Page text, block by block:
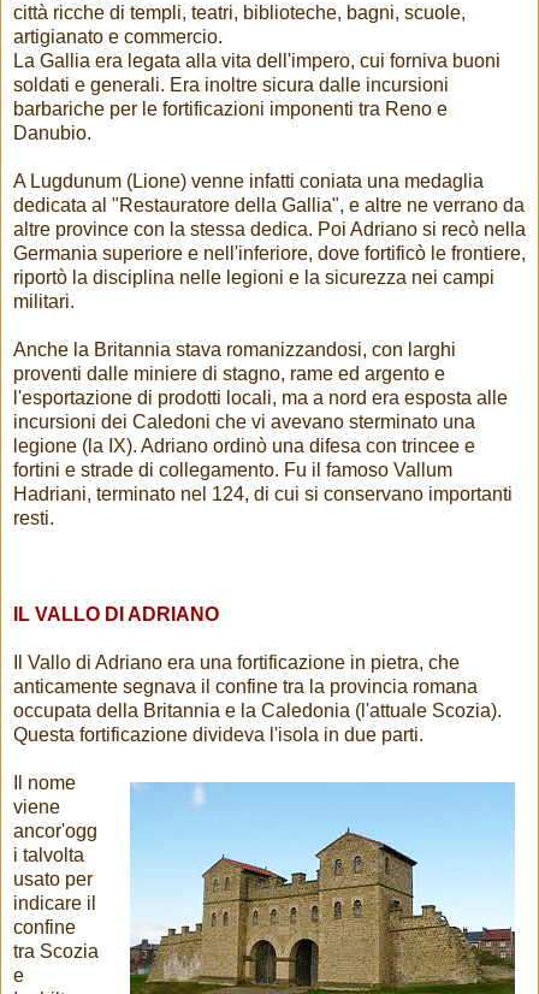
città ricche di templi, teatri, biblioteche, bagni, scuole,
artigianato e commercio.
La Gallia era legata alla vita dell'impero, cui forniva buoni
soldati e generali. Era inoltre sicura dalle incursioni
barbariche per le fortificazioni imponenti tra Reno e
Danubio.
A Lugdunum (Lione) venne infatti coniata una medaglia
dedicata al "Restauratore della Gallia", e altre ne verrano da
altre province con la stessa dedica. Poi Adriano si recò nella
Germania superiore e nell'inferiore, dove fortificò le frontiere,
riportò la disciplina nelle legioni e la sicurezza nei campi
militari.
Anche la Britannia stava romanizzandosi, con larghi
proventi dalle miniere di stagno, rame ed argento e
l'esportazione di prodotti locali, ma a nord era esposta alle
incursioni dei Caledoni che vi avevano sterminato una
legione (la IX). Adriano ordinò una difesa con trincee e
fortini e strade di collegamento. Fu il famoso Vallum
Hadriani, terminato nel 124, di cui si conservano importanti
resti.
IL VALLO DI ADRIANO
Il Vallo di Adriano era una fortificazione in pietra, che
anticamente segnava il confine tra la provincia romana
occupata della Britannia e la Caledonia (l'attuale Scozia).
Questa fortificazione divideva l'isola in due parti.
Il nome
viene
ancor'ogg
i talvolta
usato per
indicare il
confine
tra Scozia
e